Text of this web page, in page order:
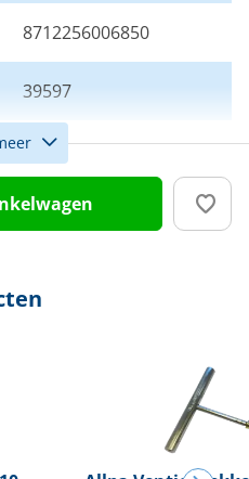
8712256006850
39597
Zwart
25 x 85 cm